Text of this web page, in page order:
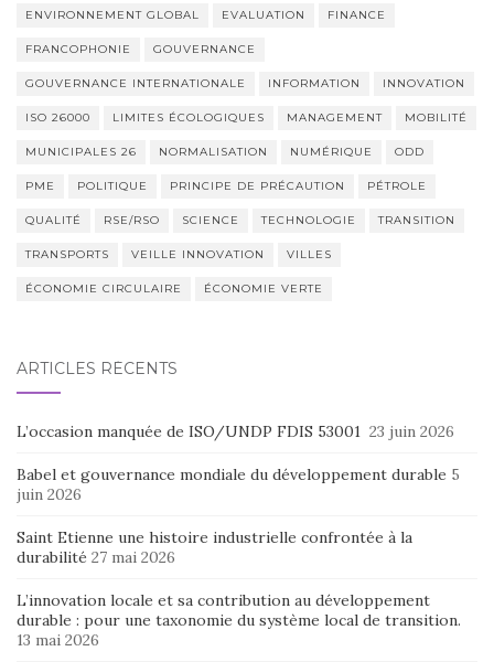
ENVIRONNEMENT GLOBAL EVALUATION FINANCE
FRANCOPHONIE GOUVERNANCE
GOUVERNANCE INTERNATIONALE INFORMATION INNOVATION
ISO 26000 LIMITES ÉCOLOGIQUES MANAGEMENT MOBILITÉ
MUNICIPALES 26 NORMALISATION NUMÉRIQUE ODD
PME POLITIQUE PRINCIPE DE PRÉCAUTION PÉTROLE
QUALITÉ RSE/RSO SCIENCE TECHNOLOGIE TRANSITION
TRANSPORTS VEILLE INNOVATION VILLES
ÉCONOMIE CIRCULAIRE ÉCONOMIE VERTE
ARTICLES RÉCENTS
L’occasion manquée de ISO/UNDP FDIS 53001 23 juin 2026
Babel et gouvernance mondiale du développement durable 5
juin 2026
Saint Etienne une histoire industrielle confrontée à la
durabilité 27 mai 2026
L’innovation locale et sa contribution au développement
durable : pour une taxonomie du système local de transition.
13 mai 2026